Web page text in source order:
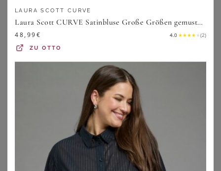
ANISTON PLUS
Schlupfbluse
49,99€
LAURA SCOTT CURVE
Laura Scott CURVE Satinbluse Große Größen gemustert, casual Stil, mit Rundhalsausschnitt, Kurzarm
48,99€ 4.0 ★★★★ ★(2)
ZUOTTO